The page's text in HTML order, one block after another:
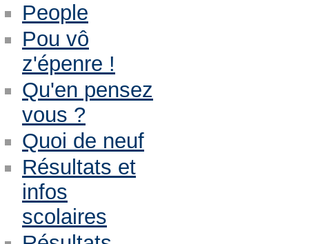
People
Pou vô
z'épenre !
Qu'en pensez
vous ?
Quoi de neuf
Résultats et
infos
scolaires